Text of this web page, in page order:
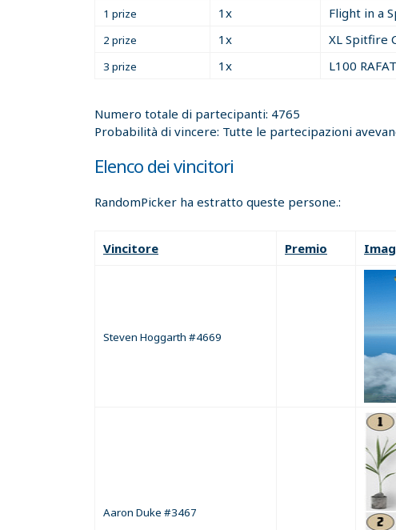
1 prize 1x Flight in a
2 prize 1x XL Spitfire
3 prize 1x L100
Numero totale di partecipanti: 4765
Probabilità di vincere: Tutte le partecipazioni
Elenco dei vincitori
RandomPicker ha estratto queste persone.:
Vincitore Premio
Steven Hoggarth #4669
Aaron Duke #3467